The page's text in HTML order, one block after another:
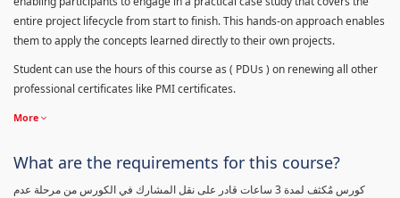
entire project lifecycle from start to finish. This hands-on approach enables
them to apply the concepts learned directly to their own projects.
Student can use the hours of this course as ( PDUs ) on renewing all other
professional certificates like PMI certificates.
More
What are the requirements for this course?
كورس مٌكثف لمدة 3 ساعات قادر على نقل المشارك في الكورس من مرحلة عدم